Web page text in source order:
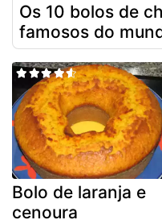
Os 10 bolos de
famosos do
Bolo de laranja e
cenoura